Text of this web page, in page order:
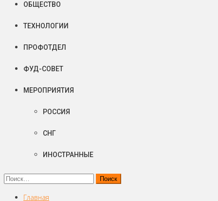
ОБЩЕСТВО
ТЕХНОЛОГИИ
ПРОФОТДЕЛ
ФУД-СОВЕТ
МЕРОПРИЯТИЯ
РОССИЯ
СНГ
ИНОСТРАННЫЕ
Найти:
Главная